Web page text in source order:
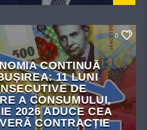
0
CONTINUĂ
11 LUNI
DE
A CONSUMULUI,
2026 ADUCE CEA
CONTRACȚIE